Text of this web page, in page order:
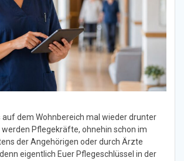
auf dem Wohnbereich mal wieder drunter
Pflegekräfte, ohnehin schon im
der Angehörigen oder durch Ärzte
eigentlich Euer Pflegeschlüssel in der